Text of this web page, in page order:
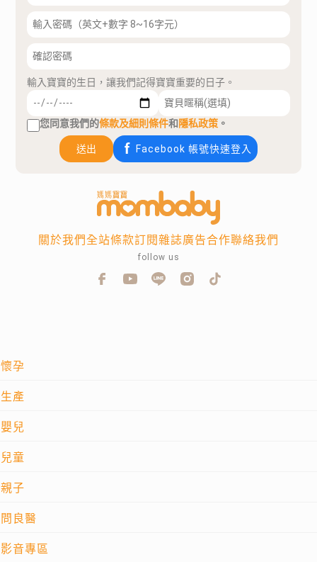
輸入寶寶的生日，讓我們記得寶寶重要的日子。
您同意我們的條款及細則條件和隱私政策 。
送出 Facebook 帳號快速登入
懷孕
生產
嬰兒
兒童
親子
問良醫
影音專區
關於我們全站條款訂閱雜誌廣告合作聯絡我們
follow us